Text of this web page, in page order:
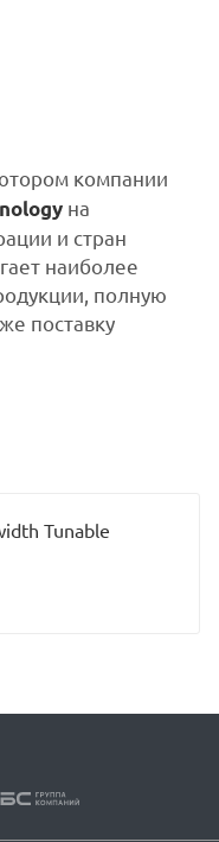
компании
на
и стран
наиболее
полную
поставку
Tunable